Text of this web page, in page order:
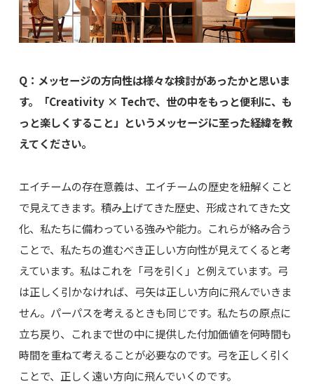
Q：メッセージの方向性は様々な検討があったかと思いま
す。「Creativity × Techで、世の中をもっと便利に、も
っと楽しくすること」というメッセージに至った経緯を教
えてください。
エイチームの存在意義は、エイチームの歴史を紐解くこと
で見えてきます。積み上げてきた歴史、形成されてきた文
化、私たちに備わっている強みや能力。これらが絡み合う
ことで、私たちの進むべき正しい方向性が見えてくると考
えています。私はこれを「弓を引く」と例えています。弓
は正しく引かなければ、弓矢は正しい方向に飛んでいきま
せん。パーパスを考えるときも同じです。私たちの原点に
立ち戻り、これまで世の中に提供した付加価値を何時間も
時間を重ねて考えることが必要なのです。弓を正しく引く
ことで、正しく遠い方向に飛んでいくのです。